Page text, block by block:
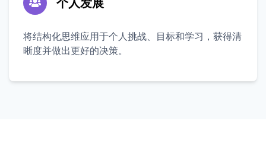
将结构化思维应用于个人挑战、目标和学习，获得清
晰度并做出更好的决策。